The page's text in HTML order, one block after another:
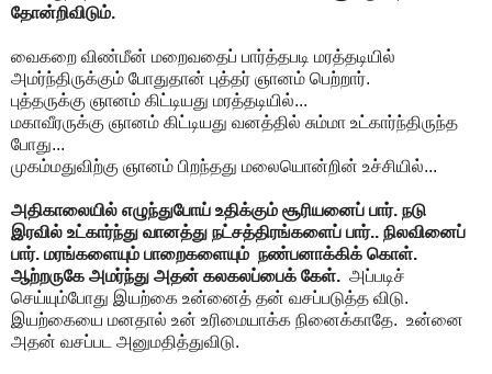
தோன்றிவிடும்.
வைகறை விண்மீன் மறைவதைப் பார்த்தபடி மரத்தடியில்
அமர்ந்திருக்கும் போதுதான் புத்தர் ஞானம் பெற்றார்.
புத்தருக்கு ஞானம் கிட்டியது மரத்தடியில்...
மகாவீரருக்கு ஞானம் கிட்டியது வனத்தில் சும்மா உட்கார்ந்திருந்த
போது...
முகம்மதுவிற்கு ஞானம் பிறந்தது மலையொன்றின் உச்சியில்...
அதிகாலையில் எழுந்துபோய் உதிக்கும் சூரியனைப் பார். நடு
இரவில் உட்கார்ந்து வானத்து நட்சத்திரங்களைப் பார்.. நிலவினைப்
பார். மரங்களையும் பாறைகளையும் நண்பனாக்கிக் கொள்.
ஆற்றருகே அமர்ந்து அதன் கலகலப்பைக் கேள். அப்படிச்
செய்யும்போது இயற்கை உன்னைத் தன் வசப்படுத்த விடு.
இயற்கையை மனதால் உன் உரிமையாக்க நினைக்காதே. உன்னை
அதன் வசப்பட அனுமதித்துவிடு.